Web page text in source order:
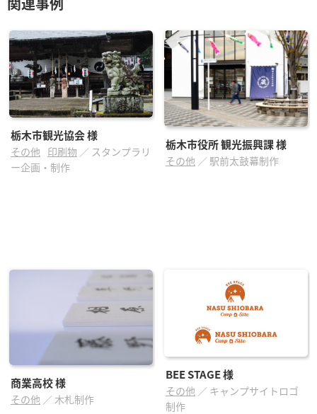
栃木市観光協会様
その他 印刷物 ／ スタンプラリ
ー企画・制作
栃木市役所 観光振興課様
その他 ／ 駅前太鼓幕制作
商業高校様
その他 ／ 木札制作
BEE STAGE様
その他 ／ キャンプサイトロゴ
制作